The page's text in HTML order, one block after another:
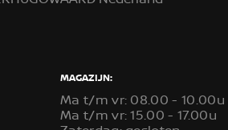
MAGAZIJN:
Ma t/m vr: 08.00 - 10.00u
Ma t/m vr: 15.00 - 17.00u